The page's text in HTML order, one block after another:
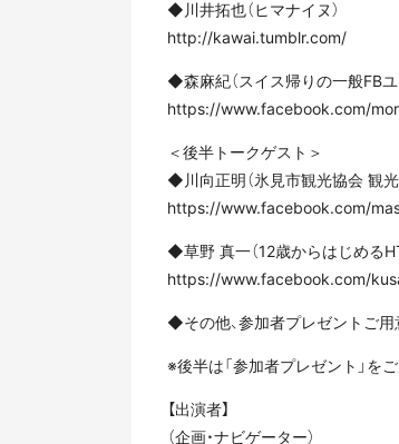
◆川井拓也（ヒマナイヌ）
http://kawai.tumblr.com/
◆森麻紀（スイス帰りの一般FBユ
https://www.facebook.com/
＜後半トークゲスト＞
◆川向正明（氷見市観光協会 観光
https://www.facebook.com/
◆草野 真一（12歳からはじめる
https://www.facebook.com/
◆その他、参加者プレゼントご
※後半は「参加者プレゼント」
【出演者】
（企画・ナビゲーター）